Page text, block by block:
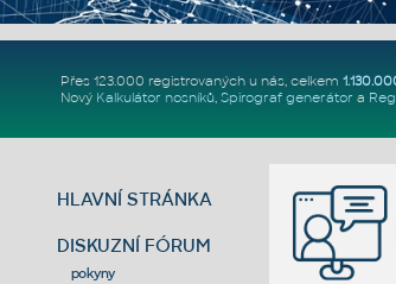
Přes 123.000 registrovaných u nás, celkem
Nový Kalkulátor nosníků, Spirograf generátor a
HLAVNÍ STRÁNKA
DISKUZNÍ FÓRUM
pokyny